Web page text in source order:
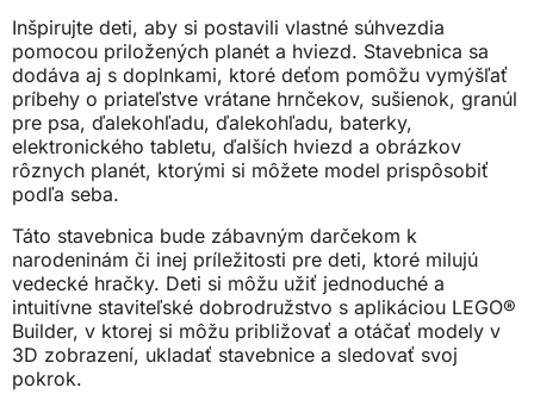
Inšpirujte deti, aby si postavili vlastné súhvezdia
pomocou priložených planét a hviezd. Stavebnica sa
dodáva aj s doplnkami, ktoré deťom pomôžu vymýšľať
príbehy o priateľstve vrátane hrnčekov, sušienok, granúl
pre psa, ďalekohľadu, ďalekohľadu, baterky,
elektronického tabletu, ďalších hviezd a obrázkov
rôznych planét, ktorými si môžete model prispôsobiť
podľa seba.
Táto stavebnica bude zábavným darčekom k
narodeninám či inej príležitosti pre deti, ktoré milujú
vedecké hračky. Deti si môžu užiť jednoduché a
intuitívne staviteľské dobrodružstvo s aplikáciou LEGO®
Builder, v ktorej si môžu približovať a otáčať modely v
3D zobrazení, ukladať stavebnice a sledovať svoj
pokrok.